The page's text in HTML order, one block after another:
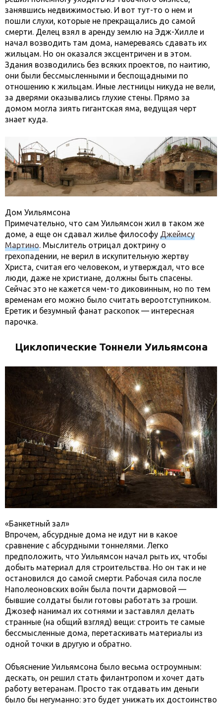
занявшись недвижимостью. И вот тут-то о нем и
пошли слухи, которые не прекращались до самой
смерти. Делец взял в аренду землю на Эдж-Хилле и
начал возводить там дома, намереваясь сдавать их
жильцам. Но он оказался эксцентричен и в этом.
Здания возводились без всяких проектов, по наитию,
они были бессмысленными и беспощадными по
отношению к жильцам. Иные лестницы никуда не вели,
за дверями оказывались глухие стены. Прямо за
домом могла зиять гигантская яма, ведущая черт
знает куда.
Дом Уильямсона
Примечательно, что сам Уильямсон жил в таком же
доме, а еще он сдавал жилье философу Джеймсу
Мартино. Мыслитель отрицал доктрину о
грехопадении, не верил в искупительную жертву
Христа, считая его человеком, и утверждал, что все
люди, даже не христиане, должны быть спасены.
Сейчас это не кажется чем-то диковинным, но по тем
временам его можно было считать вероотступником.
Еретик и безумный фанат раскопок — интересная
парочка.
Циклопические Тоннели Уильямсона
«Банкетный зал»
Впрочем, абсурдные дома не идут ни в какое
сравнение с абсурдными тоннелями. Легко
предположить, что Уильямсон начал рыть их, чтобы
добыть материал для строительства. Но он так и не
остановился до самой смерти. Рабочая сила после
Наполеоновских войн была почти дармовой —
бывшие солдаты были готовы работать за гроши.
Джозеф нанимал их сотнями и заставлял делать
странные (на общий взгляд) вещи: строить те самые
бессмысленные дома, перетаскивать материалы из
одной точки в другую и обратно.
Объяснение Уильямсона было весьма остроумным:
дескать, он решил стать филантропом и хочет дать
работу ветеранам. Просто так отдавать им деньги
было бы негуманно: это будет унижать их достоинство